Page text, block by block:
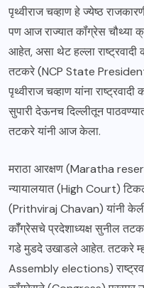
पृथ्वीराज चव्हाण हे ज्येष्ठ
पण आज राज्यात कॉंग्रेस चौथ्या
आहेत, असा थेट हल्ला राष्ट्रवादी
तटकरे (NCP State
पृथ्वीराज चव्हाण यांना
सुपारी देऊनच दिल्लीतून
तटकरे यांनी आज केला.
मराठा आरक्षण (Maratha
न्यायालयात (High Court)
(Prithviraj Chavan) यांनी
कॉँग्रेसचे प्रदेशाध्यक्ष सुनील
गडे मुडदे उखाडले आहेत. तटकरे
Assembly elections)